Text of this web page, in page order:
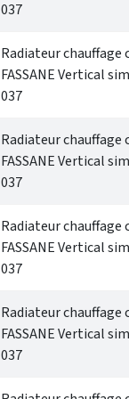
037
Radiateur chauffage
FASSANE Vertical
037
Radiateur chauffage
FASSANE Vertical
037
Radiateur chauffage
FASSANE Vertical
037
Radiateur chauffage
FASSANE Vertical
037